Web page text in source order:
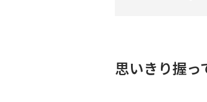
思いきり握っ